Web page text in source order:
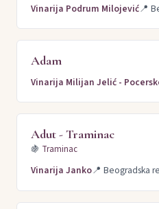
Vinarija Podrum Milojević📍
Adam
Vinarija Milijan Jelić -
Adut - Traminac
🍇 Traminac
Vinarija Janko📍 Beogradska